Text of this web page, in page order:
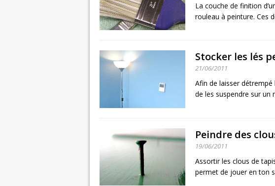
La couche de finition
rouleau à peinture. Ces
Stocker les lés
21/06/2011
Afin de laisser
de les suspendre sur un
Peindre des
19/06/2011
Assortir les clous de
permet de jouer en ton